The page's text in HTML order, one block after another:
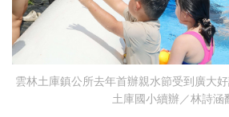
雲林土庫鎮公所去年首辦親水節受到廣大
土庫國小續辦／林詩涵